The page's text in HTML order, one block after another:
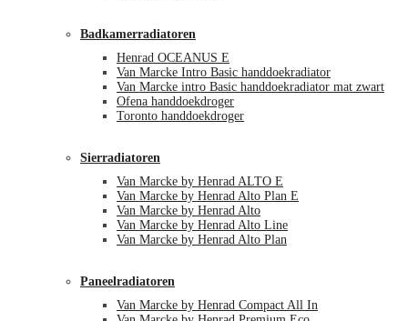
Badkamerradiatoren
Henrad OCEANUS E
Van Marcke Intro Basic handdoekradiator
Van Marcke intro Basic handdoekradiator mat zwart
Ofena handdoekdroger
Toronto handdoekdroger
Sierradiatoren
Van Marcke by Henrad ALTO E
Van Marcke by Henrad Alto Plan E
Van Marcke by Henrad Alto
Van Marcke by Henrad Alto Line
Van Marcke by Henrad Alto Plan
Paneelradiatoren
Van Marcke by Henrad Compact All In